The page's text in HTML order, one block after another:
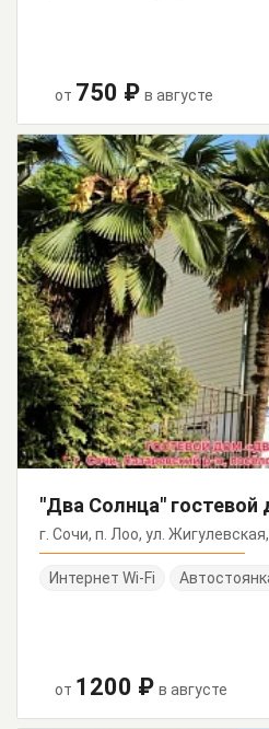
от 750 ₽ в августе
"Два Солнца" гостевой
г. Сочи, п. Лоо, ул.
Интернет Wi-Fi
от 1200 ₽ в августе